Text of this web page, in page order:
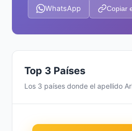
WhatsApp Copiar
Top 3 Países
Los 3 países donde el apellido